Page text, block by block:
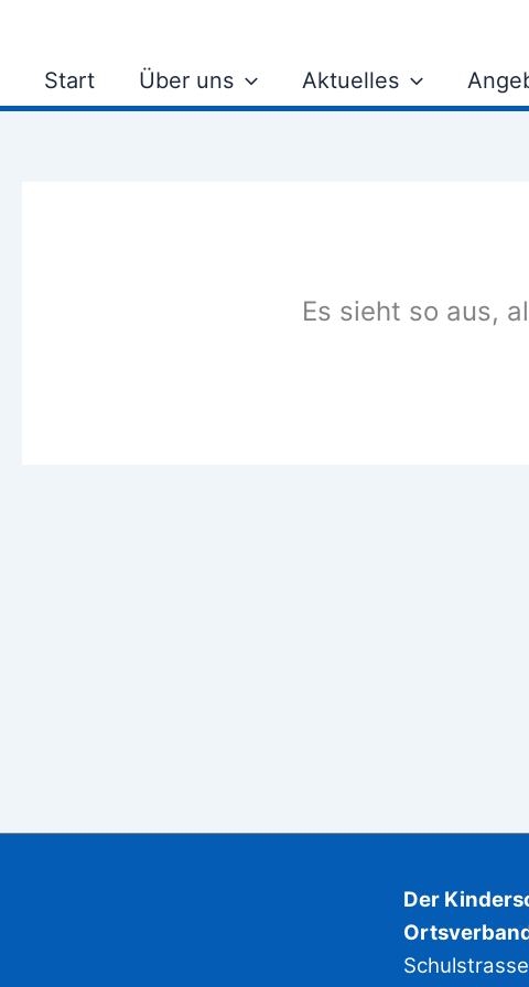
springenStart Über uns Aktuelles
Es sieht so aus,
Der